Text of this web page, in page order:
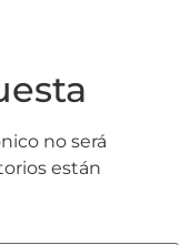
no será
están